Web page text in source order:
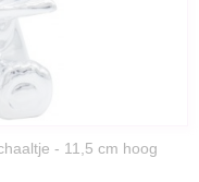
- 11,5 cm hoog